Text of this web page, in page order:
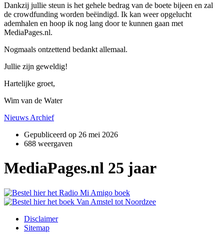
Dankzij jullie steun is het gehele bedrag van de boete bijeen en zal
de crowdfunding worden beëindigd. Ik kan weer opgelucht
ademhalen en hoop ik nog lang door te kunnen gaan met
MediaPages.nl.
Nogmaals ontzettend bedankt allemaal.
Jullie zijn geweldig!
Hartelijke groet,
Wim van de Water
Nieuws Archief
Gepubliceerd op 26 mei 2026
688 weergaven
MediaPages.nl 25 jaar
Disclaimer
Sitemap